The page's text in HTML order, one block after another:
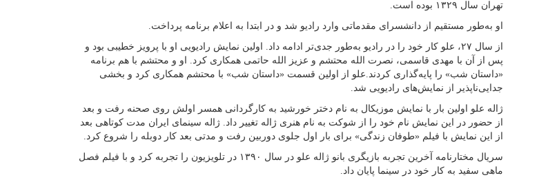
تهران سال ۱۳۲۹ بوده است.
او به‌طور مستقیم از دانشسرای مقدماتی وارد رادیو شد و در ابتدا به اعلام برنامه پرداخت.
از سال ۲۷، علو کار خود را در رادیو به‌طور جدی‌تر ادامه داد. اولین نمایش رادیویی او با پرویز خطیبی بود و
پس از آن با مهدی قاسمی، نصرت الله محتشم و عزیز الله حاتمی همکاری کرد. او و محتشم با هم برنامه
«داستان شب» را پایه‌گذاری کردند.علو از اولین قسمت «داستان شب» با محتشم همکاری کرد و بخشی
جدایی‌ناپذیر از نمایش‌های رادیویی شد.
ژاله علو اولین بار با نمایش موزیکال به نام دختر خورشید به کارگردانی همسر اولش روی صحنه رفت و بعد
از حضور در این نمایش نام خود را از شوکت به نام هنری ژاله تغییر داد. ژاله سینمای ایران مدت کوتاهی بعد
از این نمایش با فیلم «طوفان زندگی» برای بار اول جلوی دوربین رفت و مدتی بعد کار دوبله را شروع کرد.
سریال مختارنامه آخرین تجربه بازیگری بانو ژاله علو در سال ۱۳۹۰ در تلویزیون را تجربه کرد و با فیلم فصل
ماهی سفید به کار خود در سینما پایان داد.